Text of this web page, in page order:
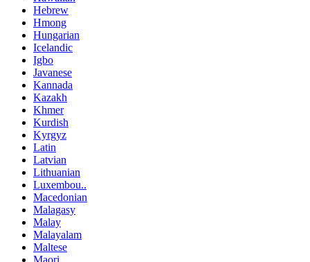
Hebrew
Hmong
Hungarian
Icelandic
Igbo
Javanese
Kannada
Kazakh
Khmer
Kurdish
Kyrgyz
Latin
Latvian
Lithuanian
Luxembou..
Macedonian
Malagasy
Malay
Malayalam
Maltese
Maori